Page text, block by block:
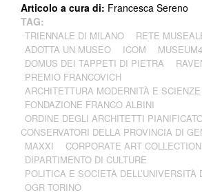
Articolo a cura di: Francesca Sereno
TAG:
TRIENNALE DI MILANO
RETE
ADOTTA UN MUSEO
ICOM
DOMUS DEI TAPPETI DI PIETRA
PREMIO FRANCOVICH
ARCHITETTURA MODERNITÀ E SCIENZE
FONDAZIONE FRANCO ALBINI
ORDINE DEGLI ARCHITETTI
CONSERVATORI DELLA PROVINCIA DI
MAXXI
CORPORATE ART COLLECTION
DIPARTIMENTO DI CULTURE
POLITICA E SOCIETÀ DELL’UNIVERSITÀ
OGR TORINO